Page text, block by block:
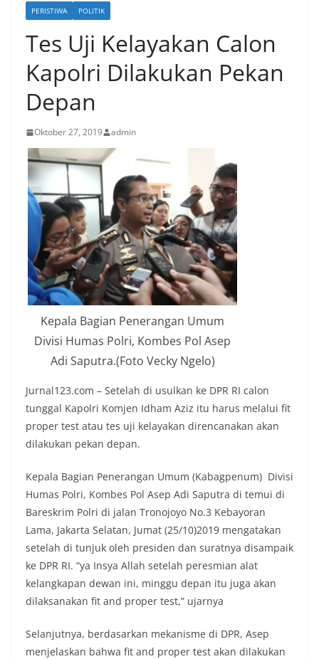
PERISTIWA POLITIK
Tes Uji Kelayakan Calon
Kapolri Dilakukan Pekan
Depan
Oktober 27, 2019 admin
Kepala Bagian Penerangan Umum
Divisi Humas Polri, Kombes Pol Asep
Adi Saputra.(Foto Vecky Ngelo)
Jurnal123.com – Setelah di usulkan ke DPR RI calon
tunggal Kapolri Komjen Idham Aziz itu harus melalui fit
proper test atau tes uji kelayakan direncanakan akan
dilakukan pekan depan.
Kepala Bagian Penerangan Umum (Kabagpenum) Divisi
Humas Polri, Kombes Pol Asep Adi Saputra di temui di
Bareskrim Polri di jalan Tronojoyo No.3 Kebayoran
Lama, Jakarta Selatan, Jumat (25/10)2019 mengatakan
setelah di tunjuk oleh presiden dan suratnya disampaik
ke DPR RI. “ya Insya Allah setelah peresmian alat
kelangkapan dewan ini, minggu depan itu juga akan
dilaksanakan fit and proper test,” ujarnya
Selanjutnya, berdasarkan mekanisme di DPR, Asep
menjelaskan bahwa fit and proper test akan dilakukan